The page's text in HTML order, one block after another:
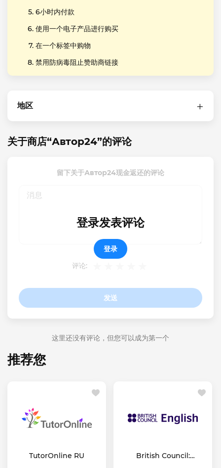
6小时内付款
使用一个电子产品进行购买
在一个标签中购物
禁用防病毒阻止赞助商链接
地区
关于商店“Автор24”的评论
留下关于Автор24现金返还的评论
评论:
发送
登录发表评论
登录
这里还没有评论，但您可以成为第一个
推荐您
TutorOnline RU
British Council: